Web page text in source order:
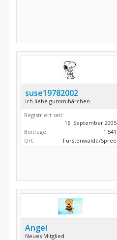
suse19782002
ich liebe gummibärchen
Registriert seit:
16. September 2005
Beiträge:
1.541
Ort:
Fürstenwalde/Spree
Angel
Neues Mitglied